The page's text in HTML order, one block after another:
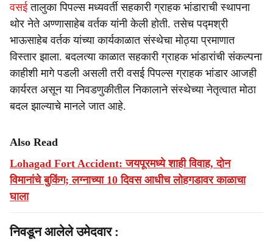
वसईतालुका पिपल्स मध्यवर्ती सहकारी ग्राहक भांडाराची स्थापना
थोर नेते अण्णासाहेब वर्तक यांनी केली होती. तसेच पद्मश्री
भाऊसाहेब वर्तक यांच्या कार्यकाळात संस्थेचा मोठ्या प्रमाणात
विस्तार झाला. बदलत्या काळात सहकारी ग्राहक भांडारांची संकल्पना
काहीशी मागे पडली असली तरी वसई पिपल्स ग्राहक भांडार आजही
कार्यरत असून या निवडणुकीतील निकालाने संस्थेच्या नेतृत्वात मोठा
बदल झाल्याचे मानले जात आहे.
Also Read
Lohagad Fort Accident: जयपूरमध्ये शाही विवाह, दोन
विमानांचे बुकिंग; लग्नाच्या 10 दिवस आधीच लोहगडावर काळाचा
घाला
निवडून आलेले उमेदवार :